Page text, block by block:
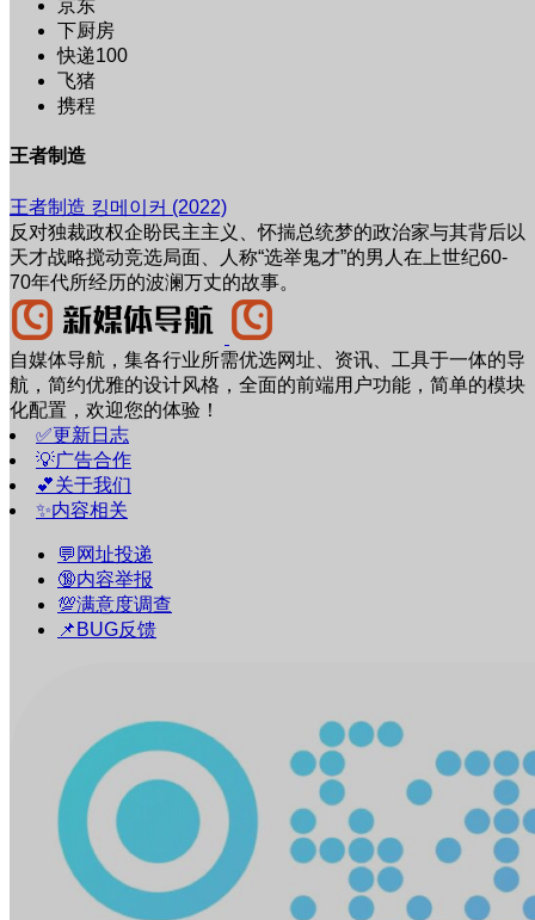
京东
下厨房
快递100
飞猪
携程
王者制造
王者制造 킹메이커 (2022)
反对独裁政权企盼民主主义、怀揣总统梦的政治家与其背后以
天才战略搅动竞选局面、人称“选举鬼才”的男人在上世纪60-
70年代所经历的波澜万丈的故事。
自媒体导航，集各行业所需优选网址、资讯、工具于一体的导
航，简约优雅的设计风格，全面的前端用户功能，简单的模块
化配置，欢迎您的体验！
✅更新日志
💡广告合作
💕关于我们
✨内容相关
💬网址投递
🔞内容举报
💯满意度调查
📌BUG反馈